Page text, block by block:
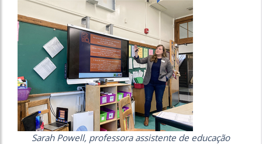
Sarah Powell, professora assistente de educação